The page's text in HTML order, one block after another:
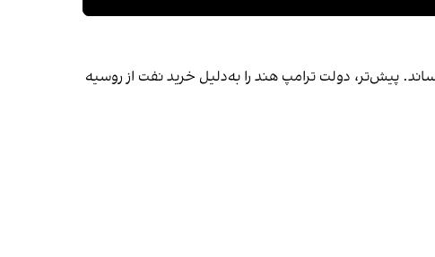
پیش‌تر، دولت ترامپ هند را به‌دلیل خرید نفت از روسیه